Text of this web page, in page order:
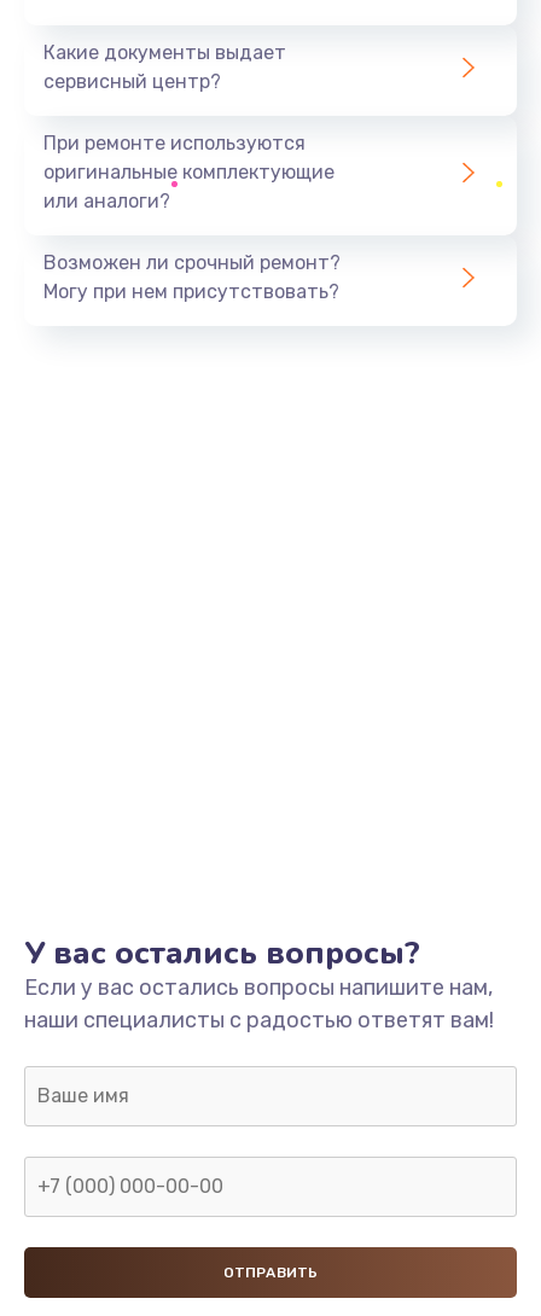
Какие документы выдает
сервисный центр?
При ремонте используются
оригинальные комплектующие
или аналоги?
Возможен ли срочный ремонт?
Могу при нем присутствовать?
У вас остались вопросы?
Если у вас остались вопросы напишите нам,
наши специалисты с радостью ответят вам!